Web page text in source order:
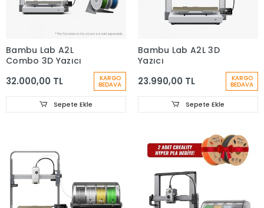
Bambu Lab A2L
Combo 3D Yazıcı
32.000,00 TL KARGO
BEDAVA
Sepete Ekle
Bambu Lab A2L 3D
Yazıcı
23.990,00 TL KARGO
BEDAVA
Sepete Ekle